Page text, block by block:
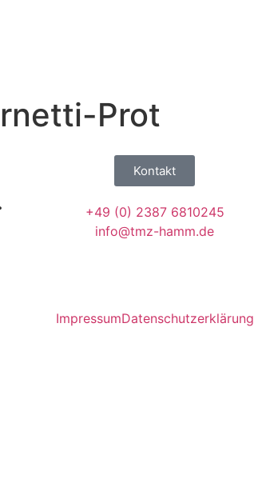
Prot
Kontakt
+49 (0) 2387 6810245
info@tmz-hamm.de
ImpressumDatenschutzerklärung